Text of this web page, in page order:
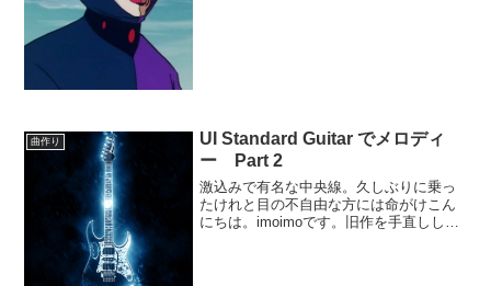
曲作り
UI Standard Guitar でメロディ
ー Part 2
激込みで有名な中央線。久しぶりに乗っ
たけれと目の不自由な方には命がけこん
にちは。imoimoです。旧作を手直しして